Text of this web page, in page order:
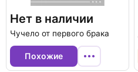
Нет в наличии
Чучело от первого брака
Похожие